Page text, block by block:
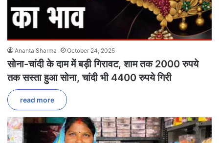
Ananta Sharma October 24, 2025
सोना-चांदी के दाम में बड़ी गिरावट, शाम तक 2000 रुपये
तक सस्ता हुआ सोना, चांदी भी 4400 रुपये गिरी
read more